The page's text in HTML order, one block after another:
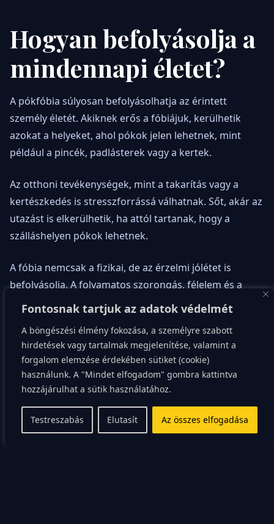
Fontosnak tartjuk az adatok védelmét
A böngészési élmény fokozása, a személyre szabott
hirdetések vagy tartalmak megjelenítése, valamint a
forgalom elemzése érdekében sütiket (cookie)
használunk. A "Mindet elfogadom" gombra kattintva
hozzájárulhat a sütik használatához.
Testreszabás Elutasít Az összes elfogadása
Hogyan befolyásolja a
mindennapi életet?
A pókfóbia súlyosan befolyásolhatja az érintett
személy életét. Akiknek erős a fóbiájuk, kerülhetik
azokat a helyeket, ahol pókok jelen lehetnek, mint
például a pincék, padlásterek vagy a kertek.
Az otthoni tevékenységek, mint a takarítás vagy a
kertészkedés is stresszforrássá válhatnak. Sőt, akár az
utazást is elkerülhetik, ha attól tartanak, hogy a
szálláshelyen pókok lehetnek.
A fóbia nemcsak a fizikai, de az érzelmi jólétet is
befolyásolja. A folyamatos szorongás, félelem és a
kikerülési stratégiák mind növelhetik az izoláció
érzését és a depresszió kockázatát.
Hogyan
diagnosztizálható?
A pókfóbia diagnózisa általában pszichológiai